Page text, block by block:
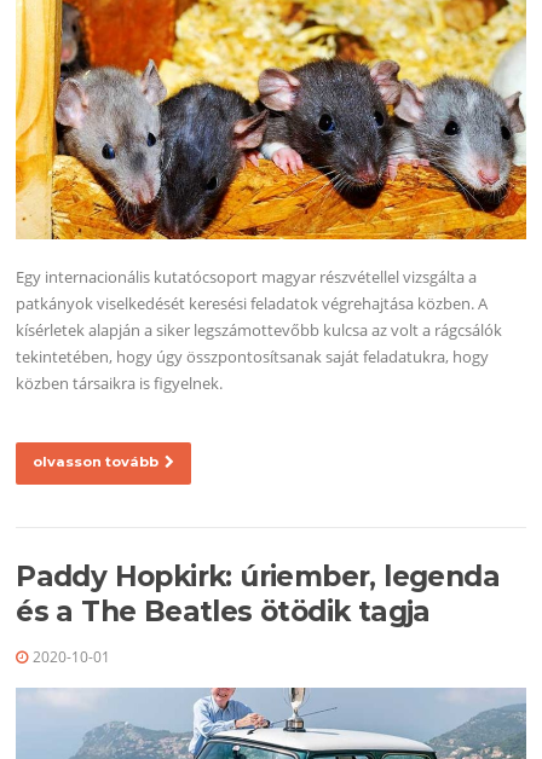
Egy internacionális kutatócsoport magyar részvétellel vizsgálta a
patkányok viselkedését keresési feladatok végrehajtása közben. A
kísérletek alapján a siker legszámottevőbb kulcsa az volt a rágcsálók
tekintetében, hogy úgy összpontosítsanak saját feladatukra, hogy
közben társaikra is figyelnek.
olvasson tovább
Paddy Hopkirk: úriember, legenda
és a The Beatles ötödik tagja
2020-10-01